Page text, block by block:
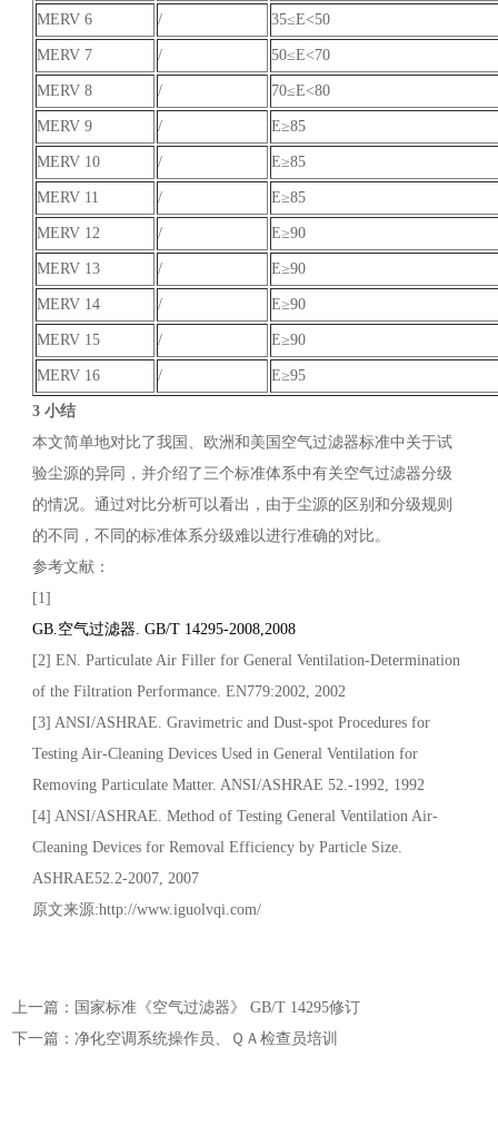
MERV 6 / 35≤E<50
MERV 7 / 50≤E<70
MERV 8 / 70≤E<80
MERV 9 / E≥85
MERV 10 / E≥85
MERV 11 / E≥85
MERV 12 / E≥90
MERV 13 / E≥90
MERV 14 / E≥90
MERV 15 / E≥90
MERV 16 / E≥95
3 小结
本文简单地对比了我国、欧洲和美国空气过滤器标准中关于试
验尘源的异同，并介绍了三个标准体系中有关空气过滤器分级
的情况。通过对比分析可以看出，由于尘源的区别和分级规则
的不同，不同的标准体系分级难以进行准确的对比。
参考文献：
[1]
GB.空气过滤器. GB/T 14295-2008,2008
[2] EN. Particulate Air Filler for General Ventilation-Determination
of the Filtration Performance. EN779:2002, 2002
[3] ANSI/ASHRAE. Gravimetric and Dust-spot Procedures for
Testing Air-Cleaning Devices Used in General Ventilation for
Removing Particulate Matter. ANSI/ASHRAE 52.-1992, 1992
[4] ANSI/ASHRAE. Method of Testing General Ventilation Air-
Cleaning Devices for Removal Efficiency by Particle Size.
ASHRAE52.2-2007, 2007
原文来源:http://www.iguolvqi.com/
上一篇：国家标准《空气过滤器》 GB/T 14295修订
下一篇：净化空调系统操作员、ＱＡ检查员培训